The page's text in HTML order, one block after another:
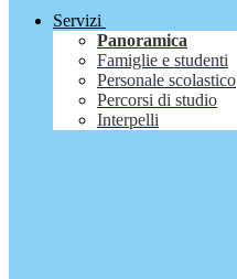
Servizi
Panoramica
Famiglie e studenti
Personale scolastico
Percorsi di studio
Interpelli